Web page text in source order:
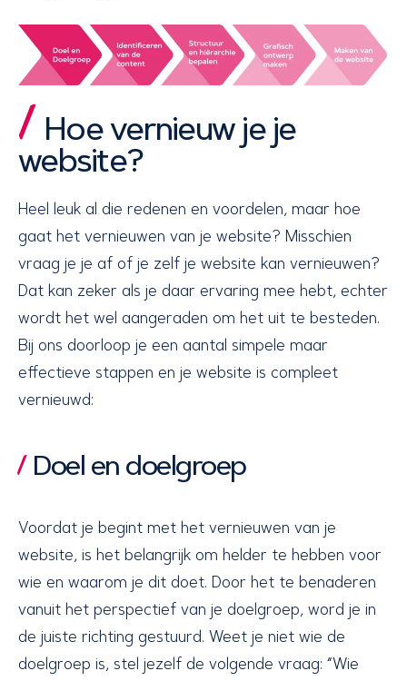
Hoe vernieuw je je
website?
Heel leuk al die redenen en voordelen, maar hoe
gaat het vernieuwen van je website? Misschien
vraag je je af of je zelf je website kan vernieuwen?
Dat kan zeker als je daar ervaring mee hebt, echter
wordt het wel aangeraden om het uit te besteden.
Bij ons doorloop je een aantal simpele maar
effectieve stappen en je website is compleet
vernieuwd:
Doel en doelgroep
Voordat je begint met het vernieuwen van je
website, is het belangrijk om helder te hebben voor
wie en waarom je dit doet. Door het te benaderen
vanuit het perspectief van je doelgroep, word je in
de juiste richting gestuurd. Weet je niet wie de
doelgroep is, stel jezelf de volgende vraag: “Wie